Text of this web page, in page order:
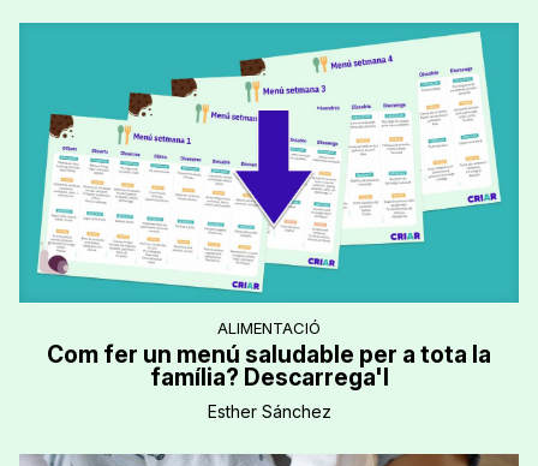
ALIMENTACIÓ
Com fer un menú saludable per a tota la
família? Descarrega'l
Esther Sánchez